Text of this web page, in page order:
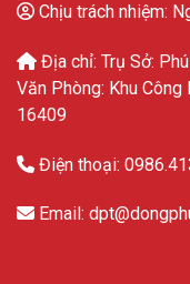
Chịu trách nhiệm:
Địa chỉ: Trụ Sở:
Văn Phòng: Khu
16409
Điện thoại:
Email: